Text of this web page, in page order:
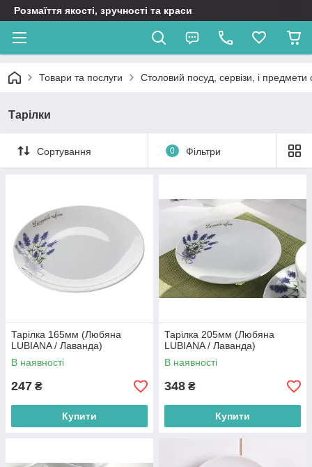
Розмаїття якості, зручності та краси
Товари та послуги Столовий посуд, сервізи, і предмети
Тарілки
Сортування 0 Фільтри
Тарілка 165мм (Любяна
LUBIANA / Лаванда)
В наявності
247 ₴
Купити
Тарілка 205мм (Любяна
LUBIANA / Лаванда)
В наявності
348 ₴
Купити